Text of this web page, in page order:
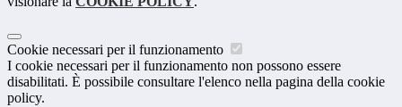
Cookie necessari per il funzionamento
I cookie necessari per il funzionamento non possono essere
disabilitati. È possibile consultare l'elenco nella pagina della cookie
policy.